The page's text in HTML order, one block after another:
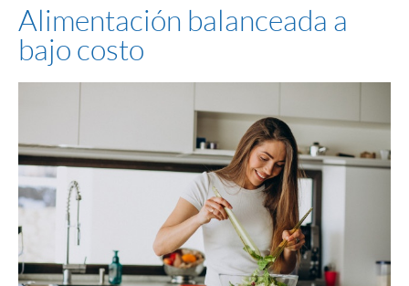
Alimentación balanceada a
bajo costo